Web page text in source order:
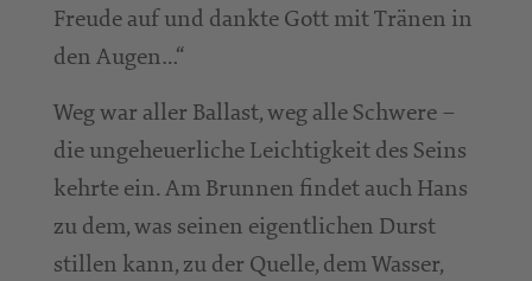
Freude auf und dankte Gott mit Tränen in
den Augen…“
Weg war aller Ballast, weg alle Schwere –
die ungeheuerliche Leichtigkeit des Seins
kehrte ein. Am Brunnen findet auch Hans
zu dem, was seinen eigentlichen Durst
stillen kann, zu der Quelle, dem Wasser,